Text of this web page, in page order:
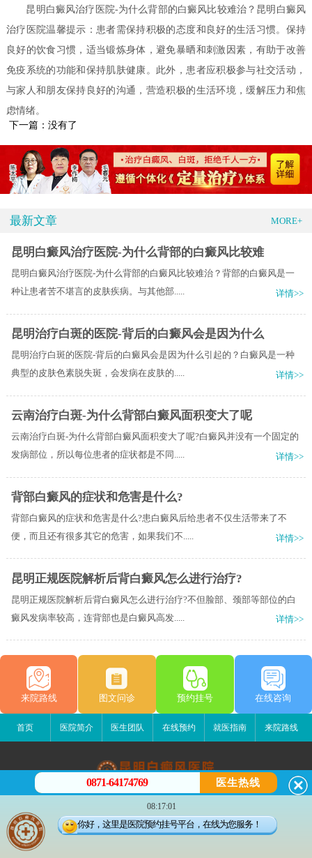
昆明白癜风治疗医院-为什么背部的白癜风比较难治？昆明白癜风
治疗医院温馨提示：患者需保持积极的态度和良好的生活习惯。保持
良好的饮食习惯，适当锻炼身体，避免暴晒和刺激因素，有助于改善
免疫系统的功能和保持肌肤健康。此外，患者应积极参与社交活动，
与家人和朋友保持良好的沟通，营造积极的生活环境，缓解压力和焦
虑情绪。
下一篇：没有了
最新文章 MORE+
昆明白癜风治疗医院-为什么背部的白癜风比较难
昆明白癜风治疗医院-为什么背部的白癜风比较难治？背部的白癜风是一
种让患者苦不堪言的皮肤疾病。与其他部.....
详情>>
昆明治疗白斑的医院-背后的白癜风会是因为什么
昆明治疗白斑的医院-背后的白癜风会是因为什么引起的？白癜风是一种
典型的皮肤色素脱失斑，会发病在皮肤的.....
详情>>
云南治疗白斑-为什么背部白癜风面积变大了呢
云南治疗白斑-为什么背部白癜风面积变大了呢?白癜风并没有一个固定的
发病部位，所以每位患者的症状都是不同.....
详情>>
背部白癜风的症状和危害是什么?
背部白癜风的症状和危害是什么?患白癜风后给患者不仅生活带来了不
便，而且还有很多其它的危害，如果我们不.....
详情>>
昆明正规医院解析后背白癜风怎么进行治疗?
昆明正规医院解析后背白癜风怎么进行治疗?不但脸部、颈部等部位的白
癜风发病率较高，连背部也是白癜风高发.....
详情>>
来院路线 图文问诊 预约挂号 在线咨询
首页 医院简介 医生团队 在线预约 就医指南 来院路线
昆明白癜风医院
昆明市五华区护国路2号
版权所有：昆明白癜风医院
0871-64174769 医生热线
08:17:01
你好，这里是医院预约挂号平台，在线为您服务！